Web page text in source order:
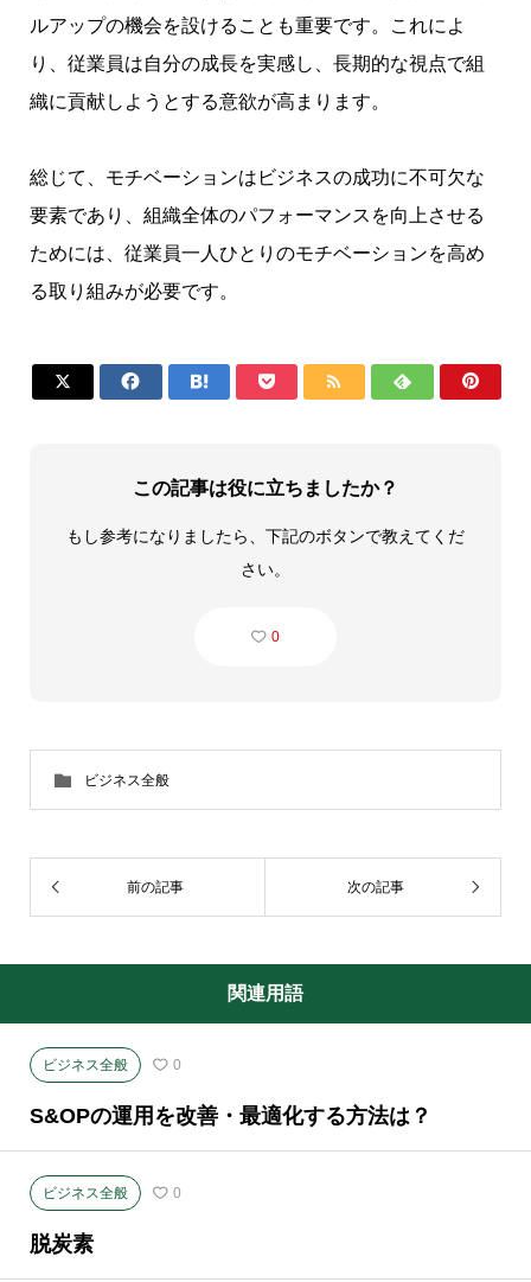
ルアップの機会を設けることも重要です。これによ
り、従業員は自分の成長を実感し、長期的な視点で組
織に貢献しようとする意欲が高まります。
総じて、モチベーションはビジネスの成功に不可欠な
要素であり、組織全体のパフォーマンスを向上させる
ためには、従業員一人ひとりのモチベーションを高め
る取り組みが必要です。
      
この記事は役に立ちましたか？
もし参考になりましたら、下記のボタンで教えてくだ
さい。
0
ビジネス全般
前の記事 次の記事
関連用語
ビジネス全般 0
S&OPの運用を改善・最適化する方法は？
ビジネス全般 0
脱炭素